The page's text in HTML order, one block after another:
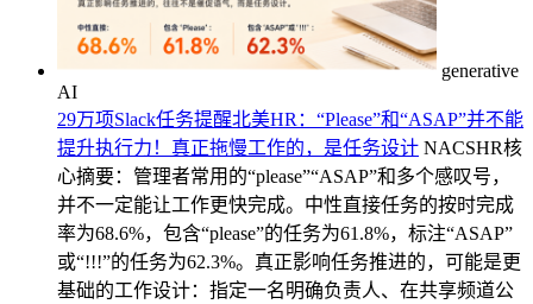
generative
AI
29万项Slack任务提醒北美HR：“Please”和“ASAP”并不能
提升执行力！真正拖慢工作的，是任务设计 NACSHR核
心摘要：管理者常用的“please”“ASAP”和多个感叹号，
并不一定能让工作更快完成。中性直接任务的按时完成
率为68.6%，包含“please”的任务为61.8%，标注“ASAP”
或“!!!”的任务为62.3%。真正影响任务推进的，可能是更
基础的工作设计：指定一名明确负责人、在共享频道公